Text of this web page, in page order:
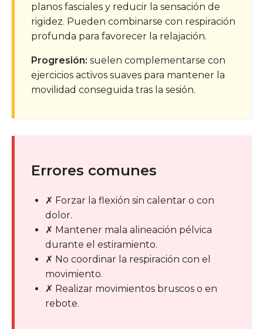
planos fasciales y reducir la sensación de
rigidez. Pueden combinarse con respiración
profunda para favorecer la relajación.
Progresión: suelen complementarse con
ejercicios activos suaves para mantener la
movilidad conseguida tras la sesión.
Errores comunes
✗ Forzar la flexión sin calentar o con
dolor.
✗ Mantener mala alineación pélvica
durante el estiramiento.
✗ No coordinar la respiración con el
movimiento.
✗ Realizar movimientos bruscos o en
rebote.